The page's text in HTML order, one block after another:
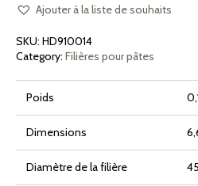
QuadriAjouter à la liste de souhaits
SKU: HD910014
Category: Filières pour pâtes
Poids
Dimensions
Diamètre de la filière